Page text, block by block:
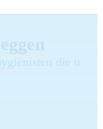
die u